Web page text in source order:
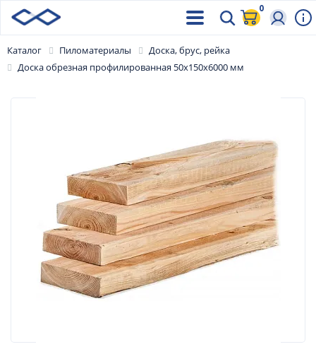
0
Каталог Пиломатериалы
Доска, брус, рейка
Доска обрезная профилированная 50х150х6000 мм